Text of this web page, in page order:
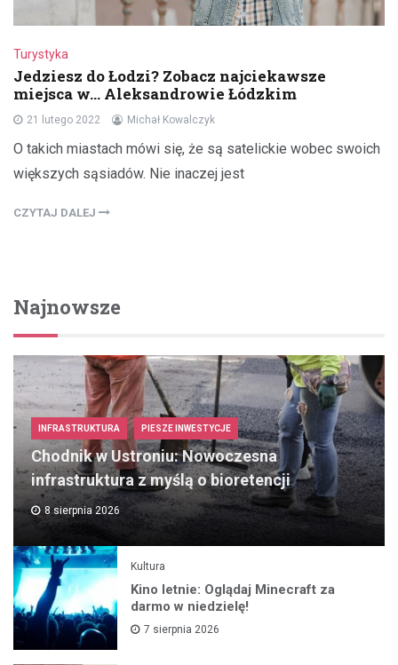
Turystyka
Jedziesz do Łodzi? Zobacz najciekawsze
miejsca w… Aleksandrowie Łódzkim
21 lutego 2022 Michał Kowalczyk
O takich miastach mówi się, że są satelickie wobec swoich
większych sąsiadów. Nie inaczej jest
CZYTAJ DALEJ
Najnowsze
INFRASTRUKTURA PIESZE INWESTYCJE
Chodnik w Ustroniu: Nowoczesna
infrastruktura z myślą o bioretencji
8 sierpnia 2026
Kultura
Kino letnie: Oglądaj Minecraft za
darmo w niedzielę!
7 sierpnia 2026